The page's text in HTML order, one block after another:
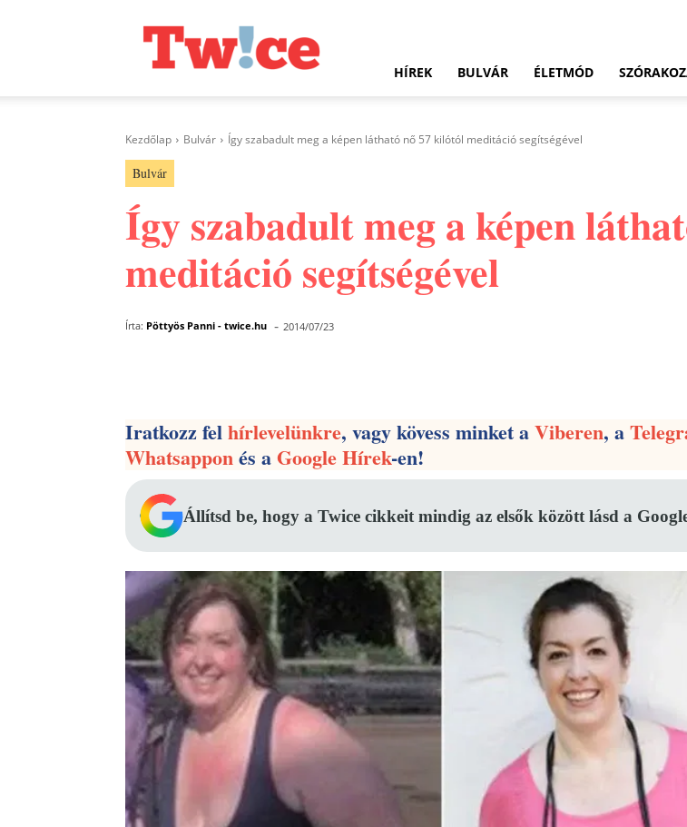
HÍREK BULVÁR ÉLETMÓD
Kezdőlap Bulvár Így szabadult meg a képen látható nő 57 kilótól meditáció segítségével
Bulvár
Így szabadult meg a képen
meditáció segítségével
Írta: Pöttyös Panni - twice.hu - 2014/07/23
Iratkozz felhírlevelünkre, vagy kövess minket aViberen, a
Whatsapponés aGoogle Hírek-en!
Állítsd be, hogy a Twice cikkeit mindig az elsők között lásd a